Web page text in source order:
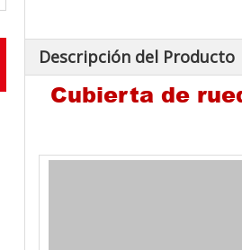
Descripción del Producto
Cubierta de